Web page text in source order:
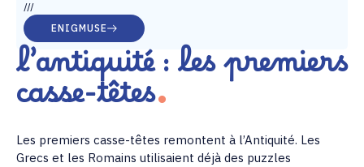
///
ENIGMUSE
l’antiquité : les premiers
casse-têtes
Les premiers casse-têtes remontent à l’Antiquité. Les
Grecs et les Romains utilisaient déjà des puzzles